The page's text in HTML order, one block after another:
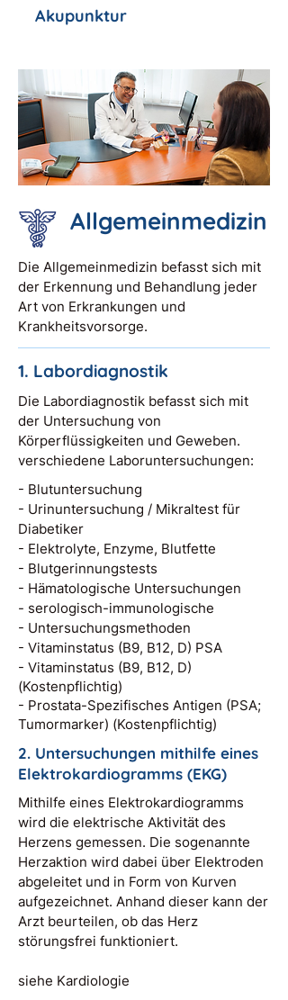
Akupunktur
Allgemeinmedizin
Die Allgemeinmedizin befasst sich mit
der Erkennung und Behandlung jeder
Art von Erkrankungen und
Krankheitsvorsorge.
1. Labordiagnostik
Die Labordiagnostik befasst sich mit
der Untersuchung von
Körperflüssigkeiten und Geweben.
verschiedene Laboruntersuchungen:
- Blutuntersuchung
- Urinuntersuchung / Mikraltest für
Diabetiker
- Elektrolyte, Enzyme, Blutfette
- Blutgerinnungstests
- Hämatologische Untersuchungen
- serologisch-immunologische
- Untersuchungsmethoden
- Vitaminstatus (B9, B12, D) PSA
- Vitaminstatus (B9, B12, D)
(Kostenpflichtig)
- Prostata-Spezifisches Antigen (PSA;
Tumormarker) (Kostenpflichtig)
2. Untersuchungen mithilfe eines
Elektrokardiogramms (EKG)
Mithilfe eines Elektrokardiogramms
wird die elektrische Aktivität des
Herzens gemessen. Die sogenannte
Herzaktion wird dabei über Elektroden
abgeleitet und in Form von Kurven
aufgezeichnet. Anhand dieser kann der
Arzt beurteilen, ob das Herz
störungsfrei funktioniert.
siehe Kardiologie